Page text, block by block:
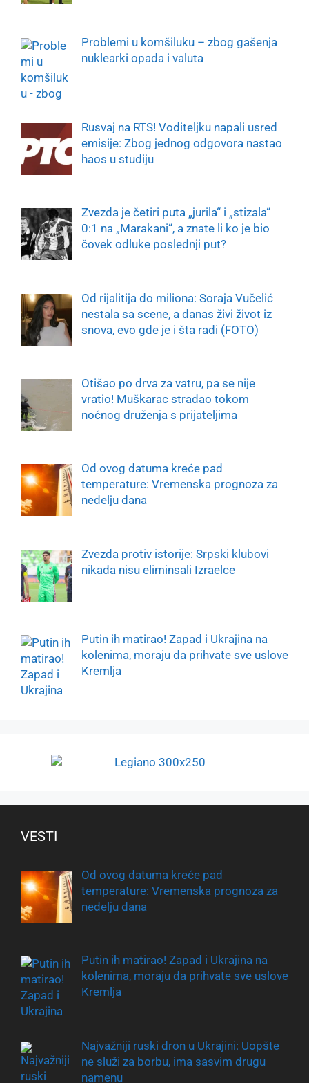
Problemi u komšiluku – zbog gašenja
nuklearki opada i valuta
Rusvaj na RTS! Voditeljku napali usred
emisije: Zbog jednog odgovora nastao
haos u studiju
Zvezda je četiri puta „jurila“ i „stizala“
0:1 na „Marakani“, a znate li ko je bio
čovek odluke poslednji put?
Od rijalitija do miliona: Soraja Vučelić
nestala sa scene, a danas živi život iz
snova, evo gde je i šta radi (FOTO)
Otišao po drva za vatru, pa se nije
vratio! Muškarac stradao tokom
noćnog druženja s prijateljima
Od ovog datuma kreće pad
temperature: Vremenska prognoza za
nedelju dana
Zvezda protiv istorije: Srpski klubovi
nikada nisu eliminsali Izraelce
Putin ih matirao! Zapad i Ukrajina na
kolenima, moraju da prihvate sve uslove
Kremlja
VESTI
Od ovog datuma kreće pad
temperature: Vremenska prognoza za
nedelju dana
Putin ih matirao! Zapad i Ukrajina na
kolenima, moraju da prihvate sve uslove
Kremlja
Najvažniji ruski dron u Ukrajini: Uopšte
ne služi za borbu, ima sasvim drugu
namenu